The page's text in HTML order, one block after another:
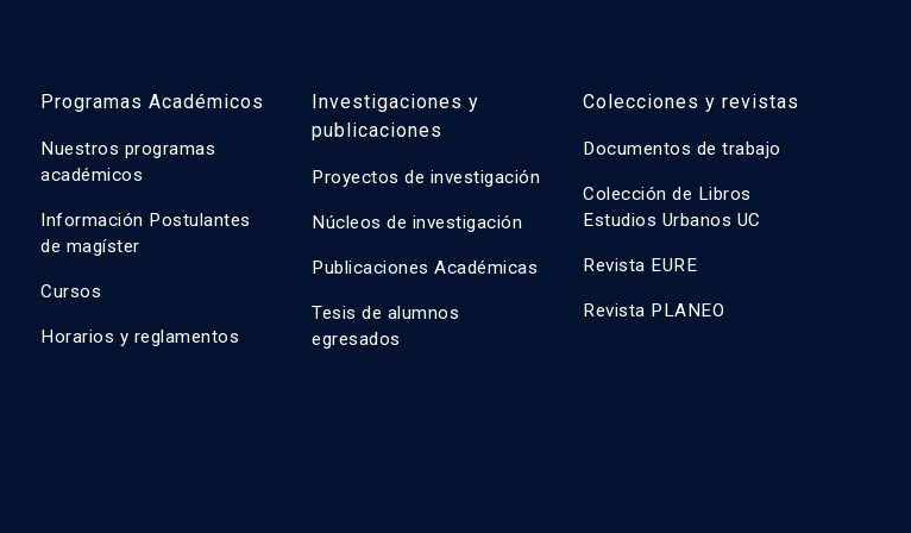
Programas Académicos
Nuestros programas
académicos
Información Postulantes
de magíster
Cursos
Horarios y reglamentos
Investigaciones y
publicaciones
Proyectos de investigación
Núcleos de investigación
Publicaciones Académicas
Tesis de alumnos
egresados
Colecciones y revistas
Documentos de trabajo
Colección de Libros
Estudios Urbanos UC
Revista EURE
Revista PLANEO